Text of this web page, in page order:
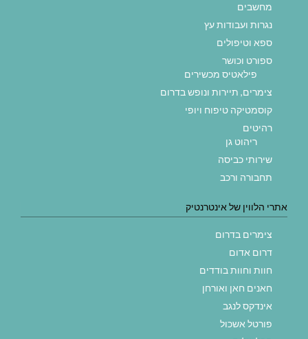
מחשבים
נגרות ועבודות עץ
ספא וטיפולים
ספורט וכושר
פילאטיס מכשירים
צימרים, תיירות ונופש בדרום
קוסמטיקה טיפוח ויופי
רהיטים
ריהוט גן
שירותי כביסה
תחבורה ורכב
אתרי הלווין של אינטרנטיק
צימרים בדרום
דרום אדום
חוות וחוות בודדים
חאנים חאן ואורחן
אינדקס לנגב
פורטל אשכול